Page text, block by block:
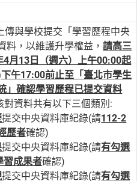
傳與學校提交「學習歷程中央
料，以維護升學權益，請高三
4月13 日（週六）上午00:00起
下午17:00前止至「臺北市學生
」確認學習歷程已提交資料
對資料共有以下三個類別:
提交中央資料庫紀錄(請112-2
歷者確認)
提交中央資料庫紀錄(請有勾選
習成果者確認)
提交中央資料庫紀錄(請有勾選